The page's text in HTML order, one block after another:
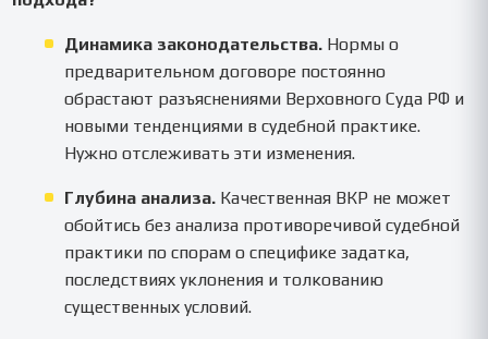
Динамика законодательства. Нормы о
предварительном договоре постоянно
обрастают разъяснениями Верховного Суда РФ и
новыми тенденциями в судебной практике.
Нужно отслеживать эти изменения.
Глубина анализа. Качественная ВКР не может
обойтись без анализа противоречивой судебной
практики по спорам о специфике задатка,
последствиях уклонения и толкованию
существенных условий.